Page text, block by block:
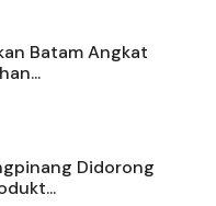
Batam Angkat
Didorong